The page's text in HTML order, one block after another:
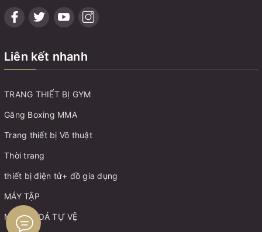
Liên kết nhanh
TRANG THIẾT BỊ GYM
Găng Boxing MMA
Trang thiết bị Võ thuật
Thời trang
thiết bị điện tử+ đồ gia dụng
MÁY TẬP
MÓC KHOÁ TỰ VỆ